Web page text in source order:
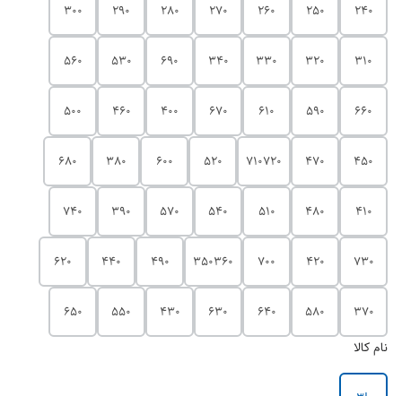
240
250
260
270
280
290
300
310
320
330
340
690
530
560
660
590
610
670
400
460
500
450
470
710720
520
600
380
680
410
480
510
540
570
390
740
730
420
700
350360
490
440
620
370
580
640
630
430
550
650
نام کالا